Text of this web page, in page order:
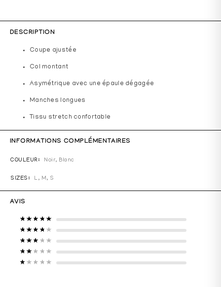
DESCRIPTION
Coupe ajustée
Col montant
Asymétrique avec une épaule dégagée
Manches longues
Tissu stretch confortable
INFORMATIONS COMPLÉMENTAIRES
COULEUR Noir, Blanc
SIZES L, M, S
AVIS
Note5sur 5
Note4sur 5
Note3sur 5
Note2
sur 5
Note1 sur 5